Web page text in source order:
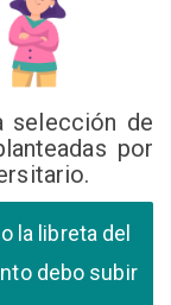
selección de
por
la libreta del
debo subir